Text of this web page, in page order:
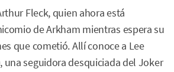
Fleck, quien ahora está
de Arkham mientras espera su
que cometió. Allí conoce a Lee
una seguidora desquiciada del Joker